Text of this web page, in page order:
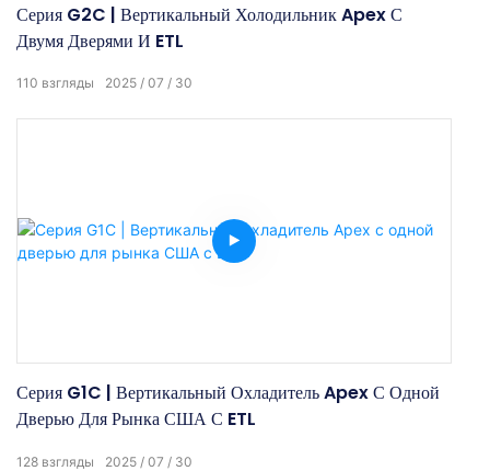
Серия G2C | Вертикальный Холодильник Apex С
Двумя Дверями И ETL
2025 07 30
110 взгляды
Серия G1C | Вертикальный Охладитель Apex С Одной
Дверью Для Рынка США С ETL
2025 07 30
128 взгляды